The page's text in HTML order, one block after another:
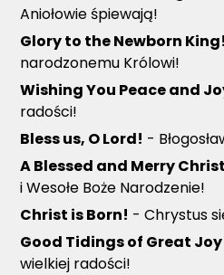
Aniołowie śpiewają!
Glory to the Newborn King!
narodzonemu Królowi!
Wishing You Peace and
radości!
Bless us, O Lord! -
A Blessed and Merry
i Wesołe Boże Narodzenie!
Christ is Born! - Chrystus
Good Tidings of Great
wielkiej radości!